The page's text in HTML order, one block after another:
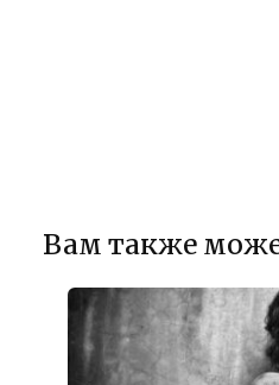
Вам также